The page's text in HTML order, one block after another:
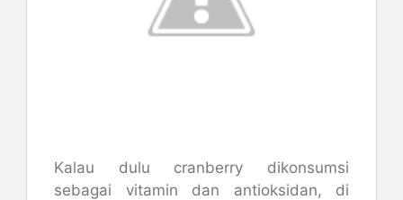
Kalau dulu cranberry dikonsumsi
sebagai vitamin dan antioksidan, di